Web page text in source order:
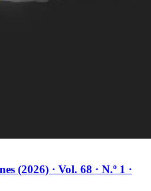
(2026) · Vol. 68 · N.º 1 ·